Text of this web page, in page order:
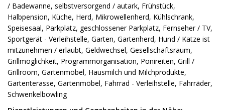
/ Badewanne, selbstversorgend / autark, Frühstück,
Halbpension, Küche, Herd, Mikrowellenherd, Kühlschrank,
Speisesaal, Parkplatz, geschlossener Parkplatz, Fernseher / TV,
Sportgerät - Verleihstelle, Garten, Gartenherd, Hund / Katze ist
mitzunehmen / erlaubt, Geldwechsel, Gesellschaftsraum,
Grillmöglichkeit, Programmorganisation, Ponireiten, Grill /
Grillroom, Gartenmöbel, Hausmilch und Milchprodukte,
Gartenterasse, Gartenmöbel, Fahrrad - Verleihstelle, Fahrräder,
Schwenkelbowling